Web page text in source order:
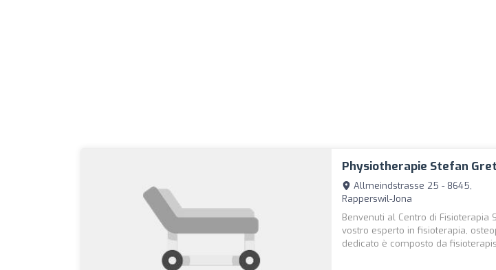
Physiotherapie Stefan
Allmeindstrasse 25 - 8645,
Rapperswil-Jona
Benvenuti al Centro di Fisioterapia
vostro esperto in fisioterapia,
dedicato è composto da